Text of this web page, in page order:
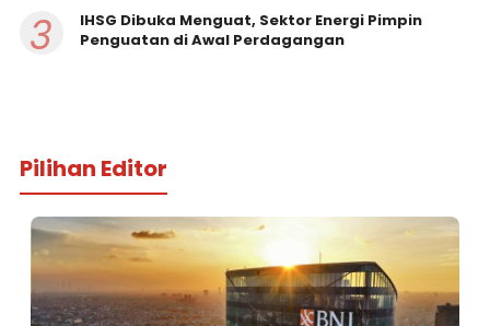
3
IHSG Dibuka Menguat, Sektor Energi Pimpin
Penguatan di Awal Perdagangan
Pilihan Editor